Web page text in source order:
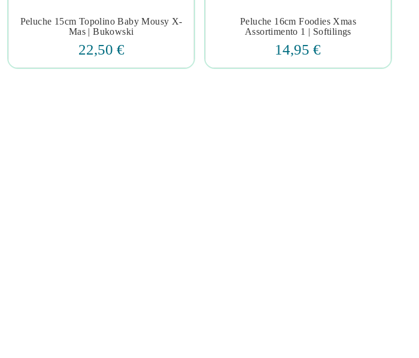
  
Peluche 15cm Topolino Baby Mousy X-
Mas | Bukowski
22,50 €
   
Peluche 16cm Foodies Xmas
Assortimento 1 | Softilings
14,95 €